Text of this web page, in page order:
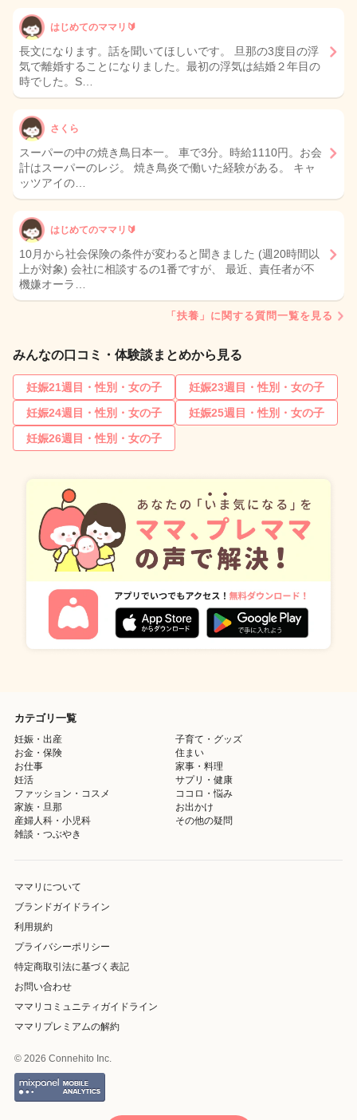
はじめてのママリ🔰
長文になります。話を聞いてほしいです。 旦那の3度目の浮
気で離婚することになりました。最初の浮気は結婚２年目の
時でした。S…
さくら
スーパーの中の焼き鳥日本一。 車で3分。時給1110円。お会
計はスーパーのレジ。 焼き鳥炎で働いた経験がある。 キャ
ッツアイの…
はじめてのママリ🔰
10月から社会保険の条件が変わると聞きました (週20時間以
上が対象) 会社に相談するの1番ですが、 最近、責任者が不
機嫌オーラ…
「扶養」に関する質問一覧を見る
みんなの口コミ・体験談まとめから見る
妊娠21週目・性別・女の子
妊娠23週目・性別・女の子
妊娠24週目・性別・女の子
妊娠25週目・性別・女の子
妊娠26週目・性別・女の子
カテゴリ一覧
妊娠・出産
子育て・グッズ
お金・保険
住まい
お仕事
家事・料理
妊活
サプリ・健康
ファッション・コスメ
ココロ・悩み
家族・旦那
お出かけ
産婦人科・小児科
その他の疑問
雑談・つぶやき
ママリについて
ブランドガイドライン
利用規約
プライバシーポリシー
特定商取引法に基づく表記
お問い合わせ
ママリコミュニティガイドライン
ママリプレミアムの解約
© 2026 Connehito Inc.